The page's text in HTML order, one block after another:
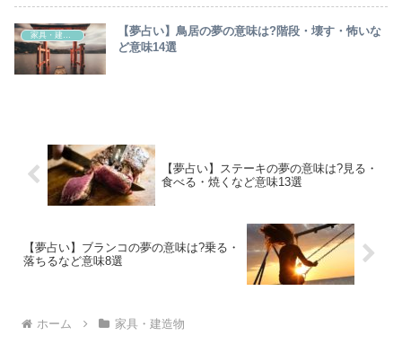
【夢占い】鳥居の夢の意味は?階段・壊す・怖いな
ど意味14選
【夢占い】ステーキの夢の意味は?見る・
食べる・焼くなど意味13選
【夢占い】ブランコの夢の意味は?乗る・
落ちるなど意味8選
ホーム 家具・建造物